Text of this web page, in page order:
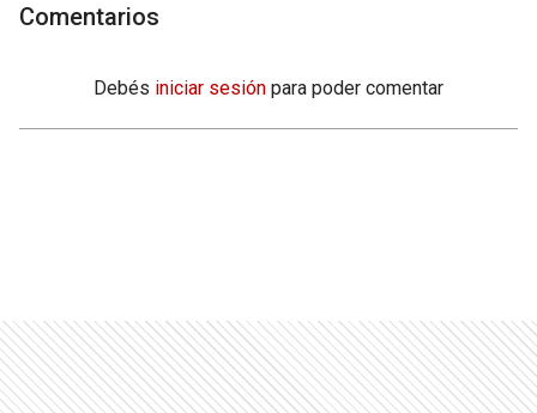
Comentarios
Debés iniciar sesión para poder comentar